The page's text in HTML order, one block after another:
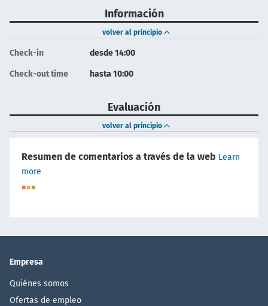
Información
volver al principio
Check-in desde 14:00
Check-out time hasta 10:00
Evaluación
volver al principio
Resumen de comentarios a través de la web Learn
more
Empresa
Quiénes somos
Ofertas de empleo